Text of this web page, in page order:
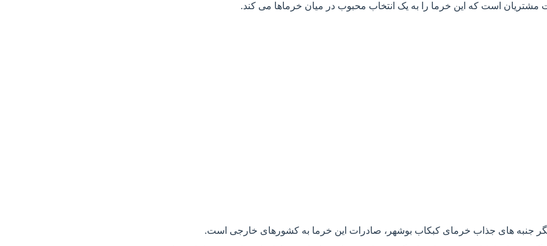
مشتریان است که این خرما را به یک انتخاب محبوب در میان خرماها می کند.
جنبه های جذاب خرمای کبکاب بوشهر، صادرات این خرما به کشورهای خارجی است.